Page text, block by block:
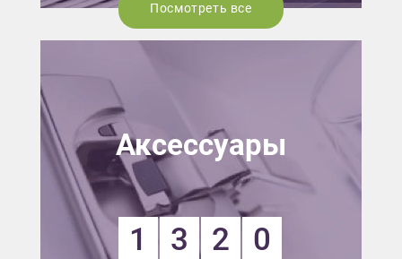
Посмотреть все
Аксессуары
1 3 2 0